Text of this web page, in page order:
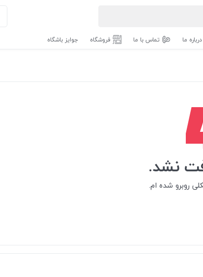
درباره ما تماس با ما فروشگاه جوایز باشگاه
نشد.
روبرو شده ام.